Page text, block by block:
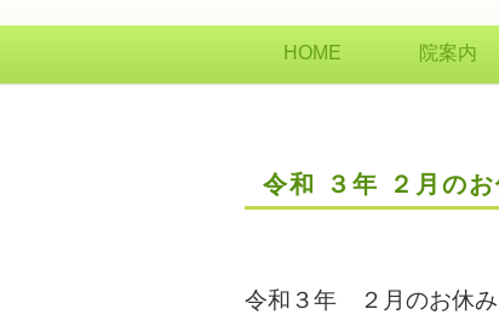
HOME 院案内
令和 ３年 ２月のお
令和３年 ２月のお休み